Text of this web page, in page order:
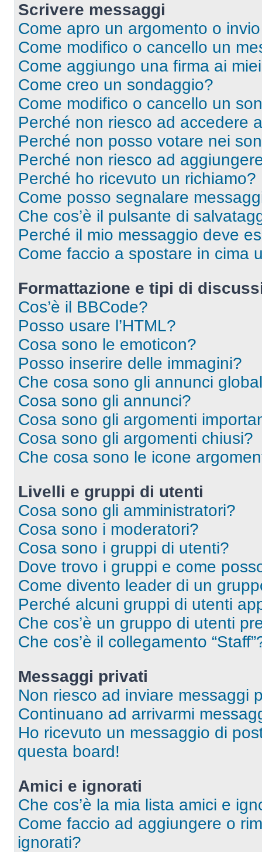
Scrivere messaggi
Come apro un argomento o
Come modifico o cancello un
Come aggiungo una firma ai
Come creo un sondaggio?
Come modifico o cancello un
Perché non riesco ad accedere
Perché non posso votare nei
Perché non riesco ad
Perché ho ricevuto un richiamo?
Come posso segnalare
Che cos’è il pulsante di
Perché il mio messaggio deve
Come faccio a spostare in cima
Formattazione e tipi di
Cos’è il BBCode?
Posso usare l’HTML?
Cosa sono le emoticon?
Posso inserire delle immagini?
Che cosa sono gli annunci
Cosa sono gli annunci?
Cosa sono gli argomenti
Cosa sono gli argomenti chiusi?
Che cosa sono le icone
Livelli e gruppi di utenti
Cosa sono gli amministratori?
Cosa sono i moderatori?
Cosa sono i gruppi di utenti?
Dove trovo i gruppi e come
Come divento leader di un
Perché alcuni gruppi di utenti
Che cos’è un gruppo di utenti
Che cos’è il collegamento
Messaggi privati
Non riesco ad inviare messaggi
Continuano ad arrivarmi
Ho ricevuto un messaggio di
questa board!
Amici e ignorati
Che cos’è la mia lista amici e
Come faccio ad aggiungere o
ignorati?